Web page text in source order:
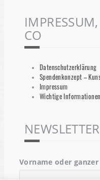
CO
Datenschutzerklärung
Spendenkonzept –
Impressum
Wichtige
NEWSLETTER
Vorname oder